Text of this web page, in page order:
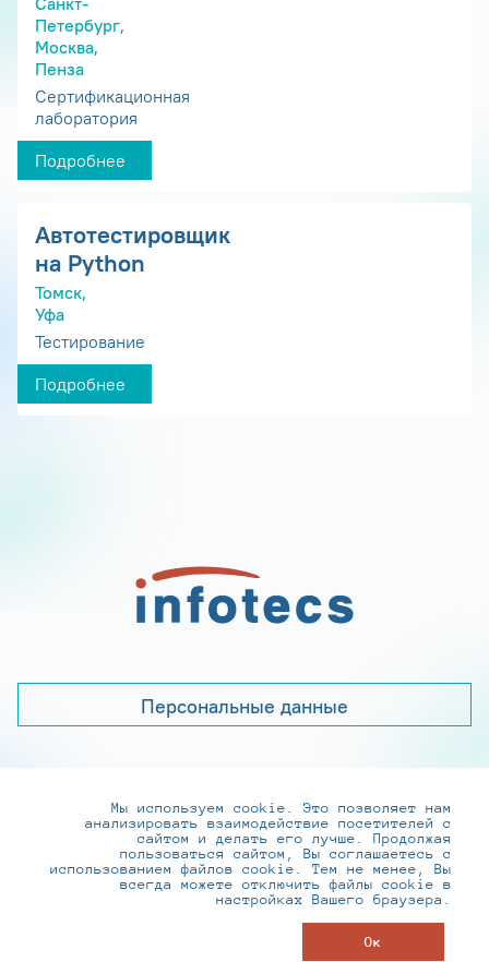
Петербург,
Москва,
Пенза
Сертификационная
лаборатория
Подробнее
Автотестировщик
на Python
Томск,
Уфа
Тестирование
Подробнее
Персональные данные
+7 (495) 737-6192, 8-800-250-0-260
practice@infotecs.ru,hr@infotecs.ru
127273, г. Москва, Отрадная ул., 2Б строение 1
Мы используем cookie. Это позволяет нам
анализировать взаимодействие посетителей с
сайтом и делать его лучше. Продолжая
пользоваться сайтом, Вы соглашаетесь с
использованием файлов cookie. Тем не менее, Вы
всегда можете отключить файлы cookie в
настройках Вашего браузера.
Ок